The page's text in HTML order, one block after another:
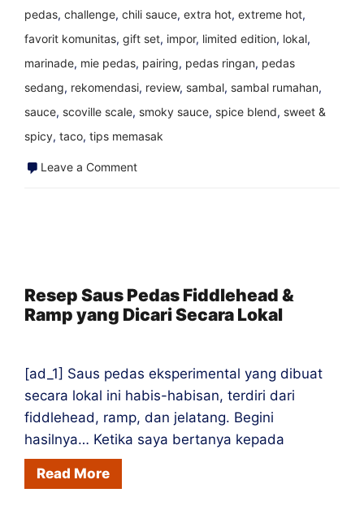
pedas, challenge, chili sauce, extra hot, extreme hot,
favorit komunitas, gift set, impor, limited edition, lokal,
marinade, mie pedas, pairing, pedas ringan, pedas
sedang, rekomendasi, review, sambal, sambal rumahan,
sauce, scoville scale, smoky sauce, spice blend, sweet &
spicy, taco, tips memasak
Leave a Commenton
Sauce
Shops
Resep Saus Pedas Fiddlehead &
Ramp yang Dicari Secara Lokal
[ad_1] Saus pedas eksperimental yang dibuat
secara lokal ini habis-habisan, terdiri dari
fiddlehead, ramp, dan jelatang. Begini
hasilnya… Ketika saya bertanya kepada
Read More